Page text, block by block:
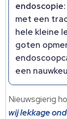
endoscopie:
met een
hele kleine
goten
een
Nieuwsgierig
wij lekkage